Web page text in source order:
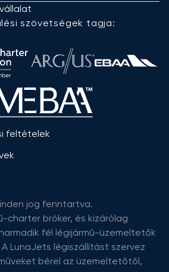
szövetségek tagja:
feltételek
jog fenntartva.
charter bróker, és kizárólag
fél légijármű-üzemeltetők
LunaJets légiszállítást szervez
bérel az üzemeltetőtől,